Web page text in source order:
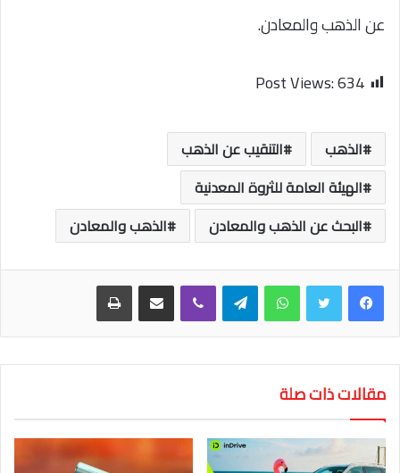
عن الذهب والمعادن.
Post Views:634
الذهب
التنقيب عن الذهب
الهيئة العامة للثروة المعدنية
البحث عن الذهب والمعادن
الذهب والمعادن
واتساب تيلقرام
مقالات ذات صلة